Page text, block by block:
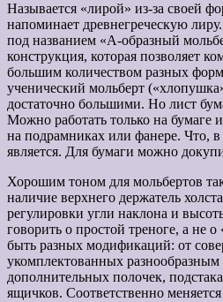
Называется «лирой» из-за своей
напоминает древнегреческую
под названием «А-образный
конструкция, которая позволяет
большим количеством разных
ученический мольберт
достаточно большими. Но лист
Можно работать только на бумаге
на подрамниках или фанере. Что,
является. Для бумаги можно
Хорошим тоном для мольбертов
наличие верхнего держатель
регулировки угли наклона и
говорить о простой треноге, а не
быть разных модификаций: от
укомплектованных разнообразным
дополнительных полочек,
ящичков. Соответственно